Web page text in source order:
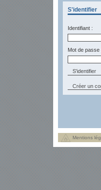
S'identifier
Identifiant :
Mot de passe
Créer un
Mentions